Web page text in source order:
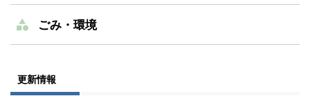
ごみ・環境
更新情報